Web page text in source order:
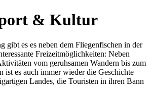
& Kultur
gibt es es neben dem Fliegenfischen in der
Freizeitmöglichkeiten: Neben
vom geruhsamen Wandern bis zum
ist es auch immer wieder die Geschichte
Landes, die Touristen in ihren Bann